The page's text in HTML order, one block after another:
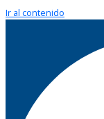
Ir al contenido